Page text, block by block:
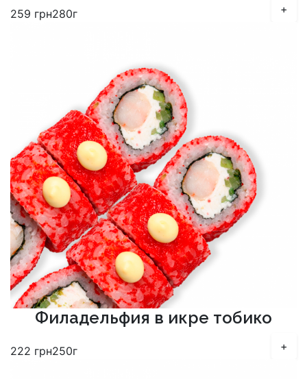
259 грн280г +
Филадельфия в икре тобико
222 грн250г +